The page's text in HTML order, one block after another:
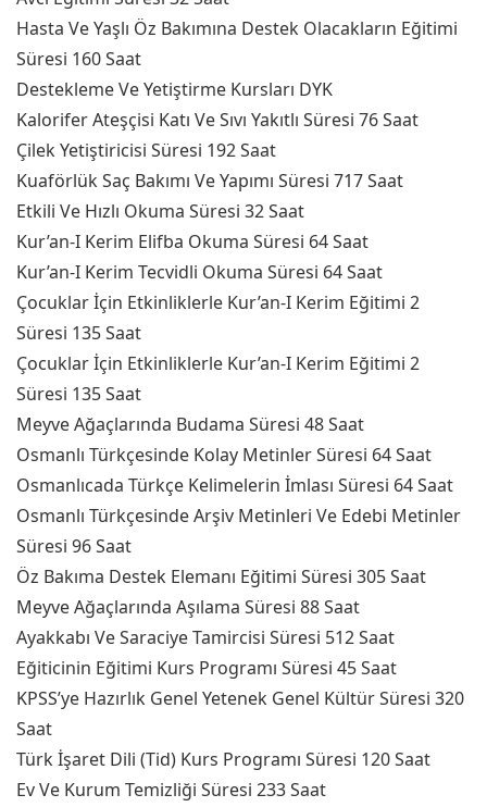
Hasta Ve Yaşlı Öz Bakımına Destek Olacakların Eğitimi
Süresi 160 Saat
Destekleme Ve Yetiştirme Kursları DYK
Kalorifer Ateşçisi Katı Ve Sıvı Yakıtlı Süresi 76 Saat
Çilek Yetiştiricisi Süresi 192 Saat
Kuaförlük Saç Bakımı Ve Yapımı Süresi 717 Saat
Etkili Ve Hızlı Okuma Süresi 32 Saat
Kur’an-I Kerim Elifba Okuma Süresi 64 Saat
Kur’an-I Kerim Tecvidli Okuma Süresi 64 Saat
Çocuklar İçin Etkinliklerle Kur’an-I Kerim Eğitimi 2
Süresi 135 Saat
Çocuklar İçin Etkinliklerle Kur’an-I Kerim Eğitimi 2
Süresi 135 Saat
Meyve Ağaçlarında Budama Süresi 48 Saat
Osmanlı Türkçesinde Kolay Metinler Süresi 64 Saat
Osmanlıcada Türkçe Kelimelerin İmlası Süresi 64 Saat
Osmanlı Türkçesinde Arşiv Metinleri Ve Edebi Metinler
Süresi 96 Saat
Öz Bakıma Destek Elemanı Eğitimi Süresi 305 Saat
Meyve Ağaçlarında Aşılama Süresi 88 Saat
Ayakkabı Ve Saraciye Tamircisi Süresi 512 Saat
Eğiticinin Eğitimi Kurs Programı Süresi 45 Saat
KPSS’ye Hazırlık Genel Yetenek Genel Kültür Süresi 320
Saat
Türk İşaret Dili (Tid) Kurs Programı Süresi 120 Saat
Ev Ve Kurum Temizliği Süresi 233 Saat